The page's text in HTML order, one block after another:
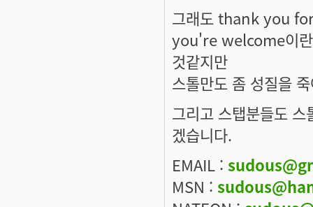
그래도 thank you
you're welcome이란
것같지만
스톨만도 좀 성질을
그리고 스탭분들도
겠습니다.
EMAIL :
MSN :